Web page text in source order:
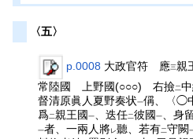
〈五〉
p.0008 大政官符 應三親
常陸國 上野國(○○○) 右撿二
督清原眞人夏野奏状一偁、〈◯
爲二親王國一 、迭任二彼國一 、身
一者、一兩人將レ聽、若有二守闕